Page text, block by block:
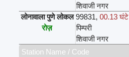
शिवाजी नगर
लोनावाला पुणे लोकल 99831,00.13 घंटे
रोज़
पिम्परी
शिवाजी नगर
Station Name / Code